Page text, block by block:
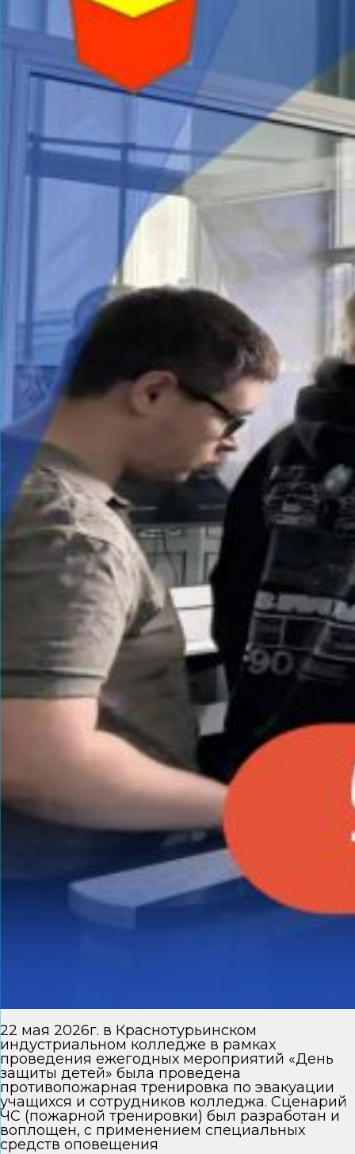
22 мая 2026г. в Краснотурьинском
индустриальном колледже в рамках
проведения ежегодных мероприятий «День
защиты детей» была проведена
противопожарная тренировка по эвакуации
учащихся и сотрудников колледжа. Сценарий
ЧС (пожарной тренировки) был разработан и
воплощен, с применением специальных
средств оповещения